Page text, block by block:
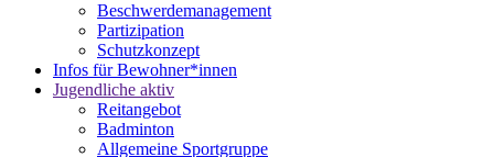
Beschwerdemanagement
Partizipation
Schutzkonzept
Infos für Bewohner*innen
Jugendliche aktiv
Reitangebot
Badminton
Allgemeine Sportgruppe